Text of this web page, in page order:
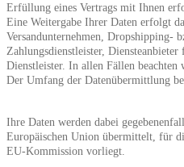
Erfüllung eines Vertrags mit Ihnen
Eine Weitergabe Ihrer Daten erfolgt
Versandunternehmen, Dropshipping-
Zahlungsdienstleister,
Dienstleister. In allen Fällen beachten
Der Umfang der Datenübermittlung
Ihre Daten werden dabei
Europäischen Union übermittelt, für
EU-Kommission vorliegt.